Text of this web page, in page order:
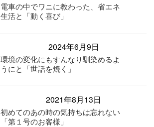
電車の中でワニに教わった、省エネ
生活と「動く喜び」
2024年6月9日
環境の変化にもすんなり馴染めるよ
うにと「世話を焼く」
2021年8月13日
初めてのあの時の気持ちは忘れない
「第１号のお客様」